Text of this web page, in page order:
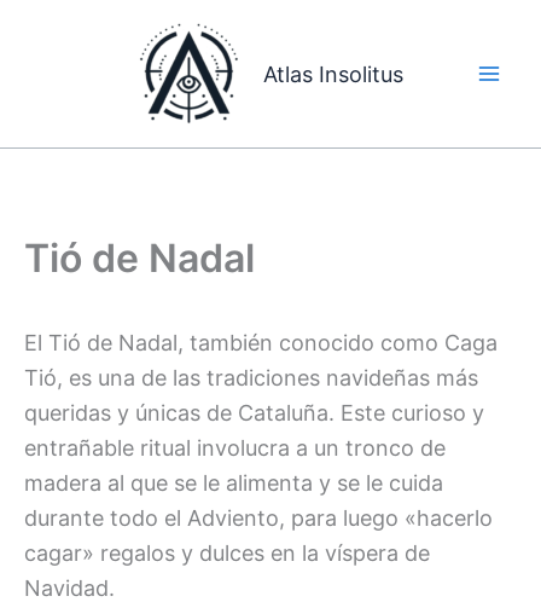
Atlas Insolitus
Tió de Nadal
El Tió de Nadal, también conocido como Caga
Tió, es una de las tradiciones navideñas más
queridas y únicas de Cataluña. Este curioso y
entrañable ritual involucra a un tronco de
madera al que se le alimenta y se le cuida
durante todo el Adviento, para luego «hacerlo
cagar» regalos y dulces en la víspera de
Navidad.